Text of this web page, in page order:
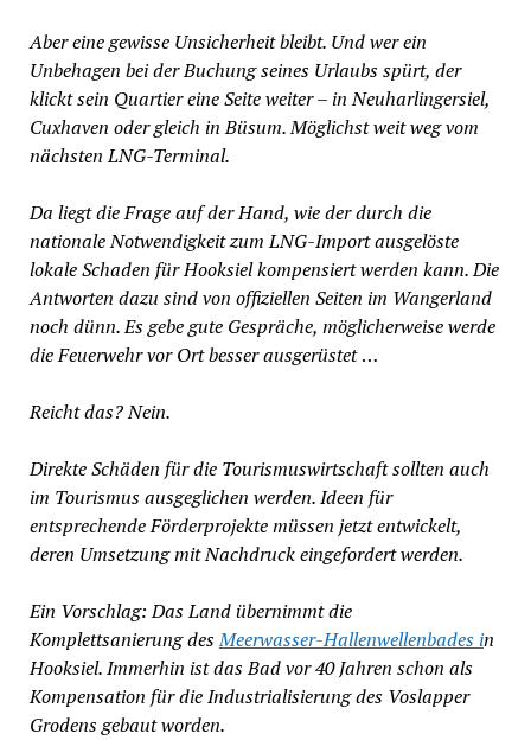
Aber eine gewisse Unsicherheit bleibt. Und wer ein
Unbehagen bei der Buchung seines Urlaubs spürt, der
klickt sein Quartier eine Seite weiter – in Neuharlingersiel,
Cuxhaven oder gleich in Büsum. Möglichst weit weg vom
nächsten LNG-Terminal.
Da liegt die Frage auf der Hand, wie der durch die
nationale Notwendigkeit zum LNG-Import ausgelöste
lokale Schaden für Hooksiel kompensiert werden kann. Die
Antworten dazu sind von offiziellen Seiten im Wangerland
noch dünn. Es gebe gute Gespräche, möglicherweise werde
die Feuerwehr vor Ort besser ausgerüstet…
Reicht das? Nein.
Direkte Schäden für die Tourismuswirtschaft sollten auch
im Tourismus ausgeglichen werden. Ideen für
entsprechende Förderprojekte müssen jetzt entwickelt,
deren Umsetzung mit Nachdruck eingefordert werden.
Ein Vorschlag: Das Land übernimmt die
Komplettsanierung desMeerwasser-Hallenwellenbades in
Hooksiel. Immerhin ist das Bad vor 40 Jahren schon als
Kompensation für die Industrialisierung des Voslapper
Grodens gebaut worden.